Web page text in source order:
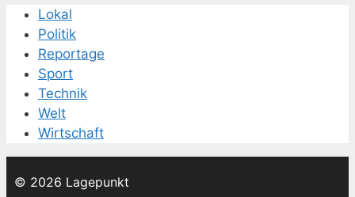
Lokal
Politik
Reportage
Sport
Technik
Welt
Wirtschaft
© 2026 Lagepunkt